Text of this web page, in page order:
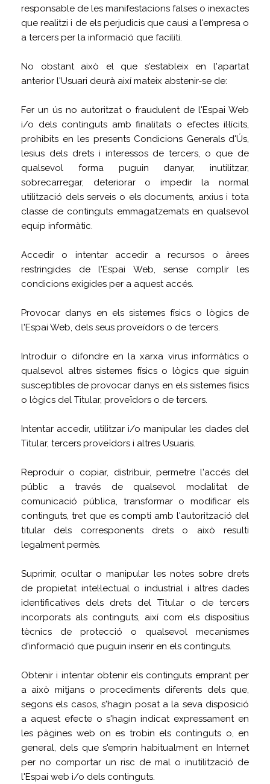
responsable de les manifestacions falses o inexactes
que realitzi i de els perjudicis que causi a l'empresa o
a tercers per la informació que faciliti.
No obstant això el que s'estableix en l'apartat
anterior l'Usuari deurà així mateix abstenir-se de:
Fer un ús no autoritzat o fraudulent de l'Espai Web
i/o dels continguts amb finalitats o efectes il·lícits,
prohibits en les presents Condicions Generals d'Ús,
lesius dels drets i interessos de tercers, o que de
qualsevol forma puguin danyar, inutilitzar,
sobrecarregar, deteriorar o impedir la normal
utilització dels serveis o els documents, arxius i tota
classe de continguts emmagatzemats en qualsevol
equip informàtic.
Accedir o intentar accedir a recursos o àrees
restringides de l'Espai Web, sense complir les
condicions exigides per a aquest accés.
Provocar danys en els sistemes físics o lògics de
l'Espai Web, dels seus proveïdors o de tercers.
Introduir o difondre en la xarxa virus informàtics o
qualsevol altres sistemes físics o lògics que siguin
susceptibles de provocar danys en els sistemes físics
o lògics del Titular, proveïdors o de tercers.
Intentar accedir, utilitzar i/o manipular les dades del
Titular, tercers proveïdors i altres Usuaris.
Reproduir o copiar, distribuir, permetre l'accés del
públic a través de qualsevol modalitat de
comunicació pública, transformar o modificar els
continguts, tret que es compti amb l'autorització del
titular dels corresponents drets o això resulti
legalment permès.
Suprimir, ocultar o manipular les notes sobre drets
de propietat intel·lectual o industrial i altres dades
identificatives dels drets del Titular o de tercers
incorporats als continguts, així com els dispositius
tècnics de protecció o qualsevol mecanismes
d'informació que puguin inserir en els continguts.
Obtenir i intentar obtenir els continguts emprant per
a això mitjans o procediments diferents dels que,
segons els casos, s'hagin posat a la seva disposició
a aquest efecte o s'hagin indicat expressament en
les pàgines web on es trobin els continguts o, en
general, dels que s'emprin habitualment en Internet
per no comportar un risc de mal o inutilització de
l'Espai web i/o dels continguts.